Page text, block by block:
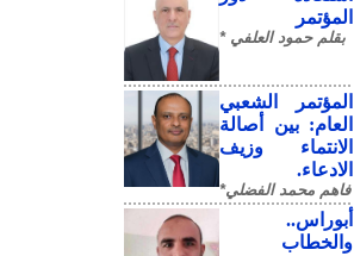
المؤتمر
بقلم حمود العلفي *
المؤتمر الشعبي
العام: بين أصالة
الانتماء وزيف
الادعاء.
فاهم محمد الفضلي*
أبوراس..
والخطاب